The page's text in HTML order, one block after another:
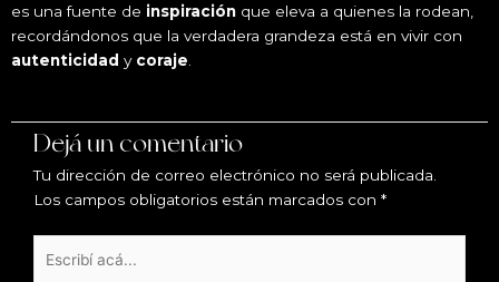
es una fuente de inspiración que eleva a quienes la rodean,
recordándonos que la verdadera grandeza está en vivir con
autenticidad y coraje.
Dejá un comentario
Tu dirección de correo electrónico no será publicada.
Los campos obligatorios están marcados con *
acá...